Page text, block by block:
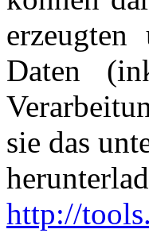
Daten
sie das
http://